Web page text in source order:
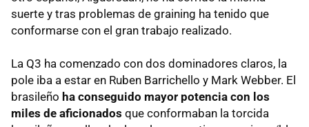
suerte y tras problemas de graining ha tenido que
conformarse con el gran trabajo realizado.
La Q3 ha comenzado con dos dominadores claros, la
pole iba a estar en Ruben Barrichello y Mark Webber. El
brasileño ha conseguido mayor potencia con los
miles de aficionados que conformaban la torcida